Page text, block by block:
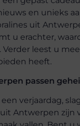
en unieks
uit
u erachter,
leest u
heeft.
passen
verjaardag,
Antwerpen